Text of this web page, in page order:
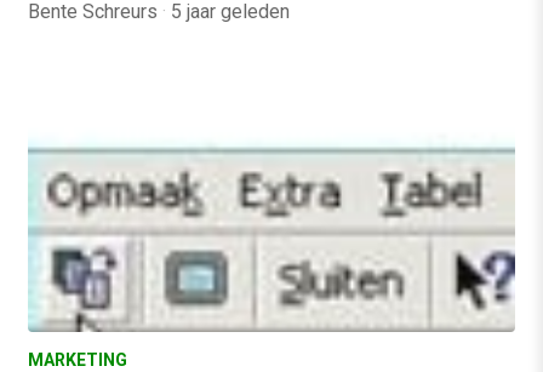
Bente Schreurs · 5 jaar geleden
MARKETING